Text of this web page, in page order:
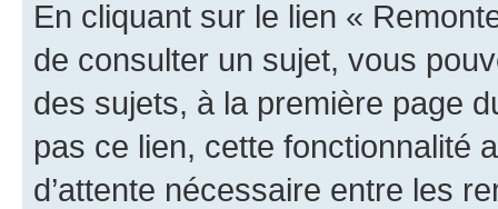
En cliquant sur le lien «
de consulter un sujet, vous
des sujets, à la première page
pas ce lien, cette fonctionnalité
d’attente nécessaire entre les